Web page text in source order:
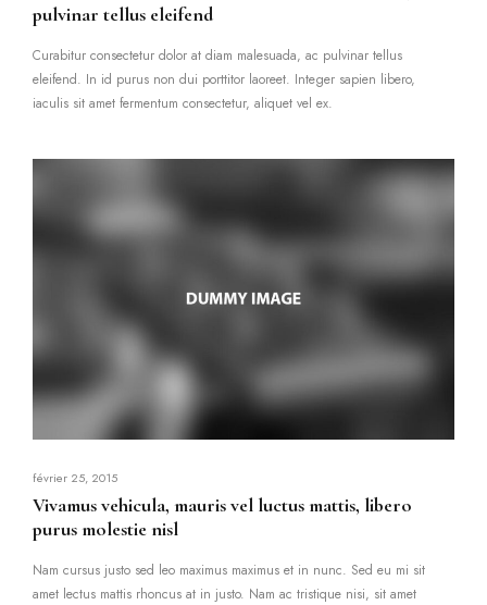
pulvinar tellus eleifend
Curabitur consectetur dolor at diam malesuada, ac pulvinar tellus
eleifend. In id purus non dui porttitor laoreet. Integer sapien libero,
iaculis sit amet fermentum consectetur, aliquet vel ex.
février 25, 2015
Vivamus vehicula, mauris vel luctus mattis, libero
purus molestie nisl
Nam cursus justo sed leo maximus maximus et in nunc. Sed eu mi sit
amet lectus mattis rhoncus at in justo. Nam ac tristique nisi, sit amet